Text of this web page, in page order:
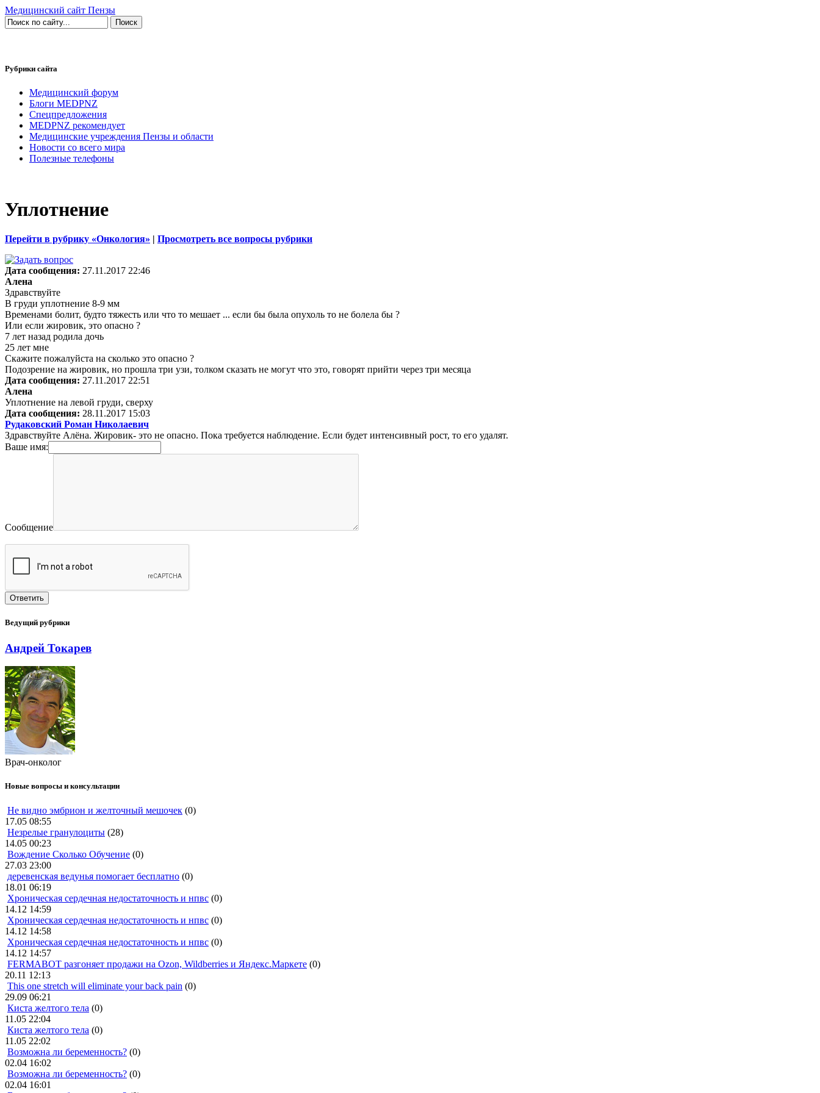
Медицинский сайт Пензы
Рубрики сайта
Медицинский форум
Блоги MEDPNZ
Спецпредложения
MEDPNZ рекомендует
Медицинские учреждения Пензы и области
Новости со всего мира
Полезные телефоны
Уплотнение
Перейти в рубрику «Онкология» | Просмотреть все вопросы рубрики
Дата сообщения: 27.11.2017 22:46
Алена
Здравствуйте
В груди уплотнение 8-9 мм
Временами болит, будто тяжесть или что то мешает ... если бы была опухоль то не болела бы ?
Или если жировик, это опасно ?
7 лет назад родила дочь
25 лет мне
Скажите пожалуйста на сколько это опасно ?
Подозрение на жировик, но прошла три узи, толком сказать не могут что это, говорят прийти через три месяца
Дата сообщения: 27.11.2017 22:51
Алена
Уплотнение на левой груди, сверху
Дата сообщения: 28.11.2017 15:03
Рудаковский Роман Николаевич
Здравствуйте Алёна. Жировик- это не опасно. Пока требуется наблюдение. Если будет интенсивный рост, то его удалят.
Ваше имя:
Сообщение
Ведущий рубрики
Андрей Токарев
Врач-онколог
Новые вопросы и консультации
Не видно эмбрион и желточный мешочек (0)
17.05 08:55
Незрелые гранулоциты (28)
14.05 00:23
Вождение Сколько Обучение (0)
27.03 23:00
деревенская ведунья помогает бесплатно (0)
18.01 06:19
Хроническая сердечная недостаточность и нпвс (0)
14.12 14:59
Хроническая сердечная недостаточность и нпвс (0)
14.12 14:58
Хроническая сердечная недостаточность и нпвс (0)
14.12 14:57
FERMABOT разгоняет продажи на Ozon, Wildberries и Яндекс.Маркете (0)
20.11 12:13
This one stretch will eliminate your back pain (0)
29.09 06:21
Киста желтого тела (0)
11.05 22:04
Киста желтого тела (0)
11.05 22:02
Возможна ли беременность? (0)
02.04 16:02
Возможна ли беременность? (0)
02.04 16:01